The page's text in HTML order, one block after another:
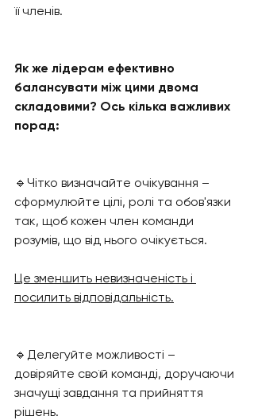
її членів.
Як же лідерам ефективно
балансувати між цими двома
складовими? Ось кілька важливих
порад:
🔹Чітко визначайте очікування –
сформулюйте цілі, ролі та обов'язки
так, щоб кожен член команди
розумів, що від нього очікується.
Це зменшить невизначеність і
посилить відповідальність.
🔹Делегуйте можливості –
довіряйте своїй команді, доручаючи
значущі завдання та прийняття
рішень.